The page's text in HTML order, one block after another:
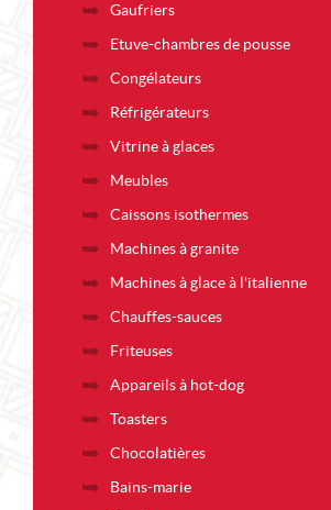
Gaufriers
Etuve-chambres de pousse
Congélateurs
Réfrigérateurs
Vitrine à glaces
Meubles
Caissons isothermes
Machines à granite
Machines à glace à l'italienne
Chauffes-sauces
Friteuses
Appareils à hot-dog
Toasters
Chocolatières
Bains-marie